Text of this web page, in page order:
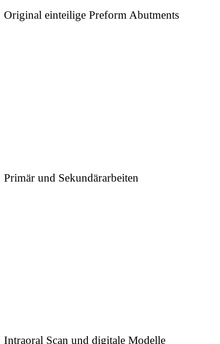
Original einteilige Preform Abutments
Primär und Sekundärarbeiten
Intraoral Scan und digitale Modelle